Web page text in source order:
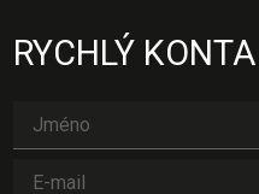
RYCHLÝ